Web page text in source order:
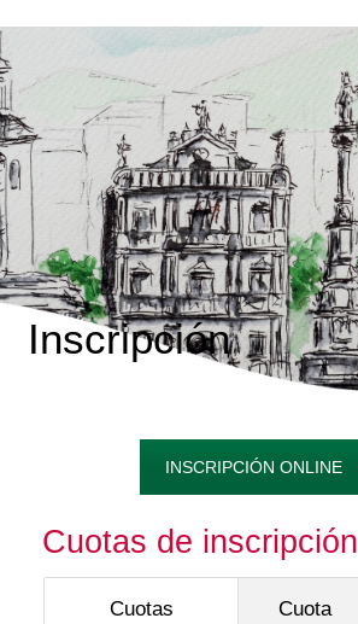
Inscripción
INSCRIPCIÓN ONLINE
Cuotas de inscripción
Cuotas
Cuota